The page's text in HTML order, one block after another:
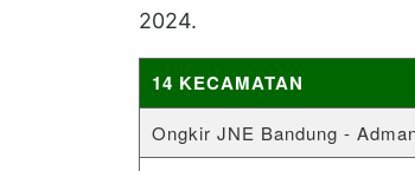
2024.
14 KECAMATAN
Ongkir JNE Bandung -